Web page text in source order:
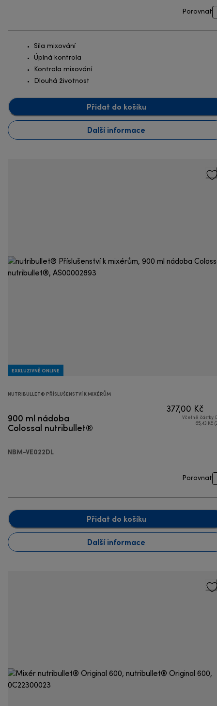
Porovnat
Síla mixování
Úplná kontrola
Kontrola mixování
Dlouhá životnost
Přidat do košíku
Další informace
EXKLUZIVNĚ ONLINE
NUTRIBULLET® PŘÍSLUŠENSTVÍ K MIXÉRŮM
900 ml nádoba
Colossal nutribullet®
NBM-VE022DL
377,00 Kč
Včetně částky
65,43 Kč
Porovnat
Přidat do košíku
Další informace